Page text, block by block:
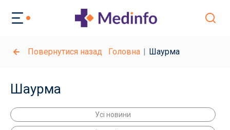
Повернутися назад Головна Шаурма
Шаурма
Усі новини